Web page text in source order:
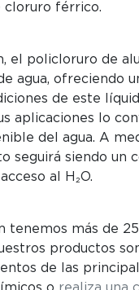
cloruro férrico.
el policloruro de
agua, ofreciendo
de este
aplicaciones lo
del agua. A
seguirá siendo un
al H₂O.
tenemos más de
productos
de las